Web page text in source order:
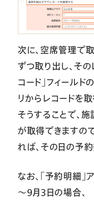
次に、空席管理で
ずつ取り出し、その
コード」フィール
リからレコードを取
そうすることで、
が取得できますの
れば、その日の予
なお、「予約明細
～9月3日の場合、